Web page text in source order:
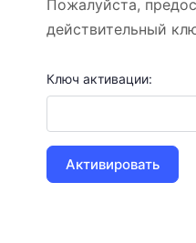
Пожалуйста,
действительный
Ключ активации: